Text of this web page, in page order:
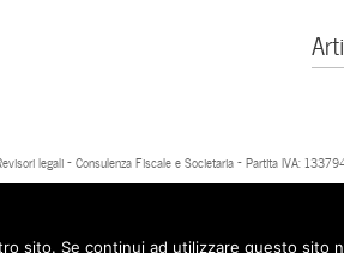
legali - Consulenza Fiscale e Societaria - Partita IVA:
sito. Se continui ad utilizzare questo sito